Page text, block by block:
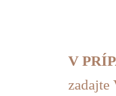
V
zadajte